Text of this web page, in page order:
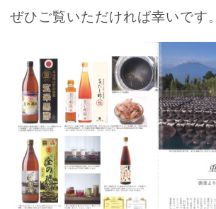
ぜひご覧いただければ幸いです。